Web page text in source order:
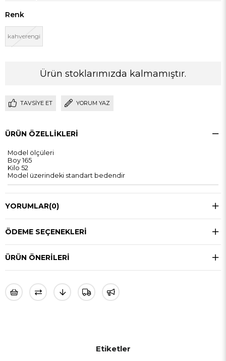
Renk
kahverengi
Ürün stoklarımızda kalmamıştır.
TAVSIYE ET YORUM YAZ
ÜRÜN ÖZELLIKLERI
Model ölçüleri
Boy 165
Kilo 52
Model üzerindeki standart bedendir
YORUMLAR(0)
ÖDEME SEÇENEKLERI
ÜRÜN ÖNERILERI
Etiketler